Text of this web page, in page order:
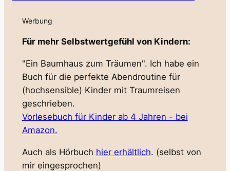
Werbung
Für mehr Selbstwertgefühl von Kindern:
"Ein Baumhaus zum Träumen". Ich habe ein
Buch für die perfekte Abendroutine für
(hochsensible) Kinder mit Traumreisen
geschrieben.
Vorlesebuch für Kinder ab 4 Jahren - bei
Amazon.
Auch als Hörbuch hier erhältlich. (selbst von
mir eingesprochen)